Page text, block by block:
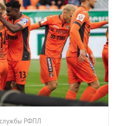
РФПЛ